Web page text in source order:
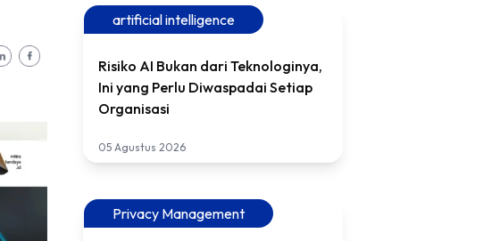
artificial intelligence
Risiko AI Bukan dari Teknologinya,
Ini yang Perlu Diwaspadai Setiap
Organisasi
05 Agustus 2026
Privacy Management